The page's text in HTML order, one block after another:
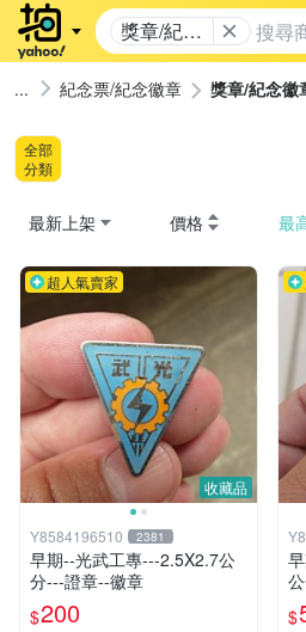
獎章/紀念
徽章
紀念票/紀念徽章 獎章/紀念徽
全部
分類
最新上架 價格 最
收藏品
超人氣賣家
Y8584196510 2381
早期--光武工專---2.5X2.7公
分---證章--徽章
$200
$